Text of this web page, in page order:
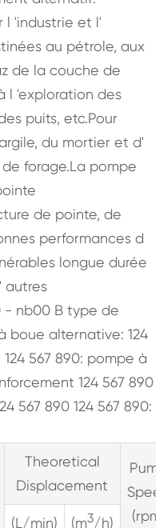
l 'industrie et l'
au pétrole, aux
de la couche de
l 'exploration des
puits, etc.Pour
du mortier et d'
forage.La pompe
de pointe, de
performances d
longue durée
autres
- nb00 B type de
boue alternative: 124
567 890: pompe à
124 567 890
567 890 124 567 890:
Theoretical
Displacement
(L/min) (m3/h)